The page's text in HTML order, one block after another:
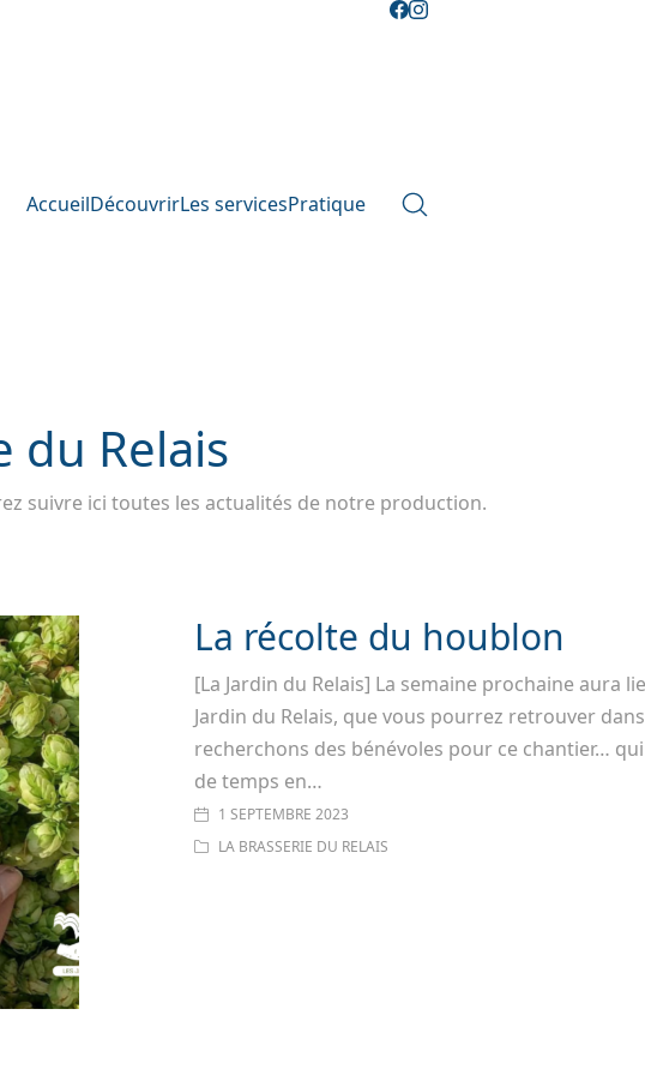
AccueilDécouvrirLes servicesPratique
du Relais
suivre ici toutes les actualités de notre production.
La récolte du houblon
[La Jardin du Relais] La semaine prochaine aura
Jardin du Relais, que vous pourrez retrouver
recherchons des bénévoles pour ce chantier…
de temps en…
1 SEPTEMBRE 2023
LA BRASSERIE DU RELAIS